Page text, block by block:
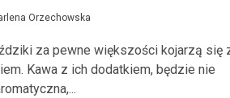
Orzechowska
za pewne większości kojarzą się
Kawa z ich dodatkiem, będzie nie